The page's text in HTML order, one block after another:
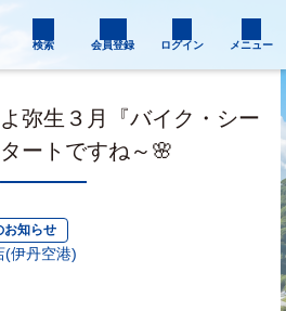
検索 会員登録 ログイン メニュー
弥生３月『バイク・シー
ートですね～🌸
お知らせ
(伊丹空港)